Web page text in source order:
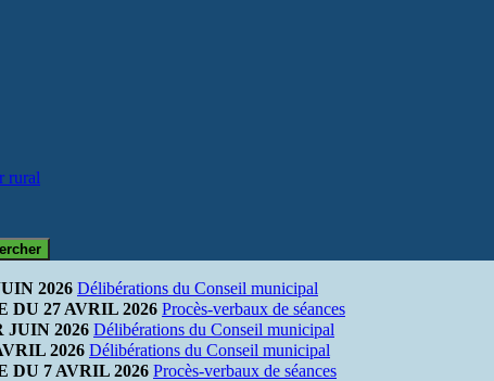
rural
2026 Délibérations du Conseil municipal
DU 27 AVRIL 2026 Procès-verbaux de séances
JUIN 2026 Délibérations du Conseil municipal
2026 Délibérations du Conseil municipal
DU 7 AVRIL 2026 Procès-verbaux de séances